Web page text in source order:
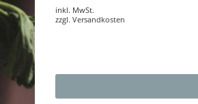
inkl. MwSt.
zzgl. Versandkosten